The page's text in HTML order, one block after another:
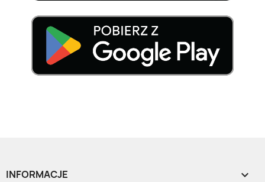
INFORMACJE 